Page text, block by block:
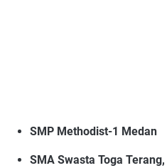
SMP Methodist-1 Medan
SMA Swasta Toga